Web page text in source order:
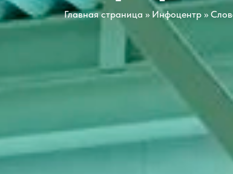
Главная страница » Инфоцентр»